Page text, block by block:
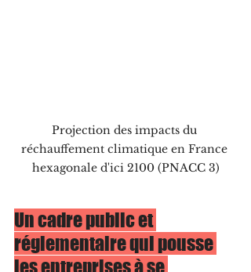
Projection des impacts du
réchauffement climatique en France
hexagonale d'ici 2100 (PNACC 3)
Un cadre public et
réglementaire qui pousse
les entreprises à se